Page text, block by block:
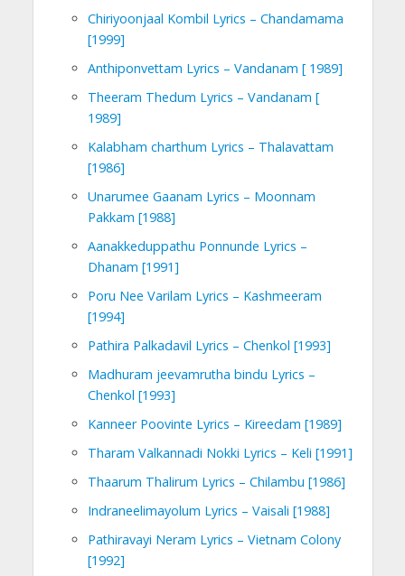
Chiriyoonjaal Kombil Lyrics – Chandamama
[1999]
Anthiponvettam Lyrics – Vandanam [ 1989]
Theeram Thedum Lyrics – Vandanam [
1989]
Kalabham charthum Lyrics – Thalavattam
[1986]
Unarumee Gaanam Lyrics – Moonnam
Pakkam [1988]
Aanakkeduppathu Ponnunde Lyrics –
Dhanam [1991]
Poru Nee Varilam Lyrics – Kashmeeram
[1994]
Pathira Palkadavil Lyrics – Chenkol [1993]
Madhuram jeevamrutha bindu Lyrics –
Chenkol [1993]
Kanneer Poovinte Lyrics – Kireedam [1989]
Tharam Valkannadi Nokki Lyrics – Keli [1991]
Thaarum Thalirum Lyrics – Chilambu [1986]
Indraneelimayolum Lyrics – Vaisali [1988]
Pathiravayi Neram Lyrics – Vietnam Colony
[1992]